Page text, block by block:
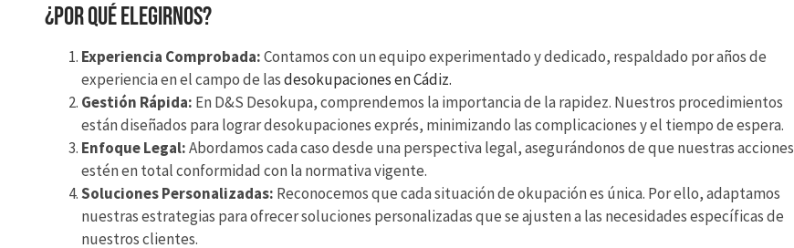
¿Por qué elegirnos?
Experiencia Comprobada:Contamos con un equipo experimentado y dedicado, respaldado por años de
experiencia en el campo de lasdesokupaciones en Cádiz.
Gestión Rápida: En D&S Desokupa, comprendemos la importancia de la rapidez. Nuestros procedimientos
están diseñados para lograr desokupaciones exprés, minimizando las complicaciones y el tiempo de espera.
Enfoque Legal:Abordamos cada caso desde una perspectiva legal, asegurándonos de que nuestras acciones
estén en total conformidad con la normativa vigente.
Soluciones Personalizadas: Reconocemos que cada situación de okupación es única. Por ello, adaptamos
nuestras estrategias para ofrecer soluciones personalizadas que se ajusten a las necesidades específicas de
nuestros clientes.